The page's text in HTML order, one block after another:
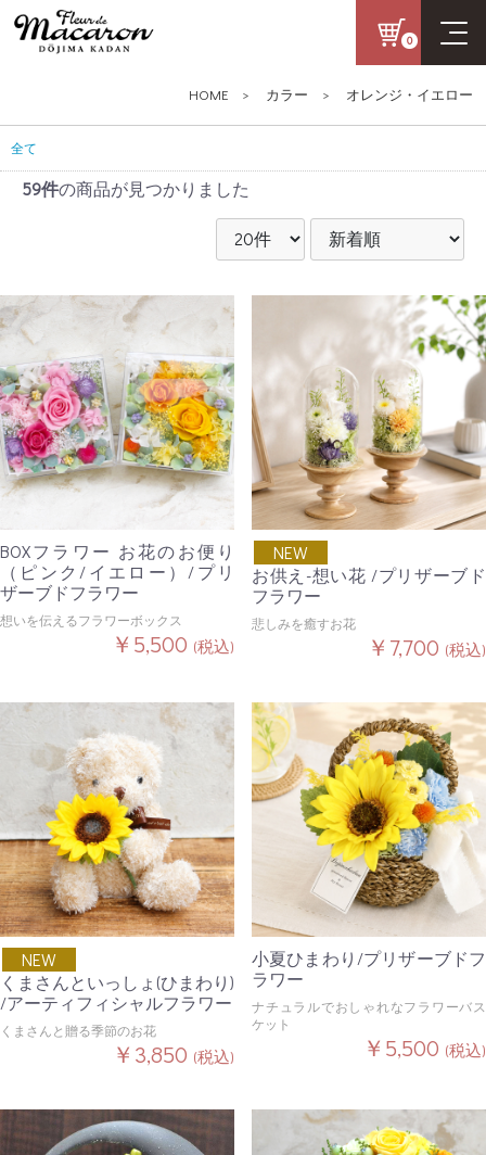
0
HOME> カラー > オレンジ・イエロー
全て
59件の商品が見つかりました
BOXフラワー お花のお便り
（ピンク/イエロー）/プリ
ザーブドフラワー
想いを伝えるフラワーボックス
￥5,500 (税込)
NEW
お供え-想い花 /プリザーブド
フラワー
悲しみを癒すお花
￥7,700 (税込)
NEW
くまさんといっしょ(ひまわり)
/アーティフィシャルフラワー
くまさんと贈る季節のお花
￥3,850 (税込)
小夏ひまわり/プリザーブドフ
ラワー
ナチュラルでおしゃれなフラワーバス
ケット
￥5,500 (税込)